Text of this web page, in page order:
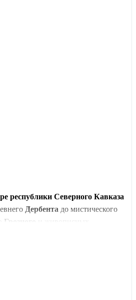
республики Северного Кавказа
Дербента до мистического
Грозного